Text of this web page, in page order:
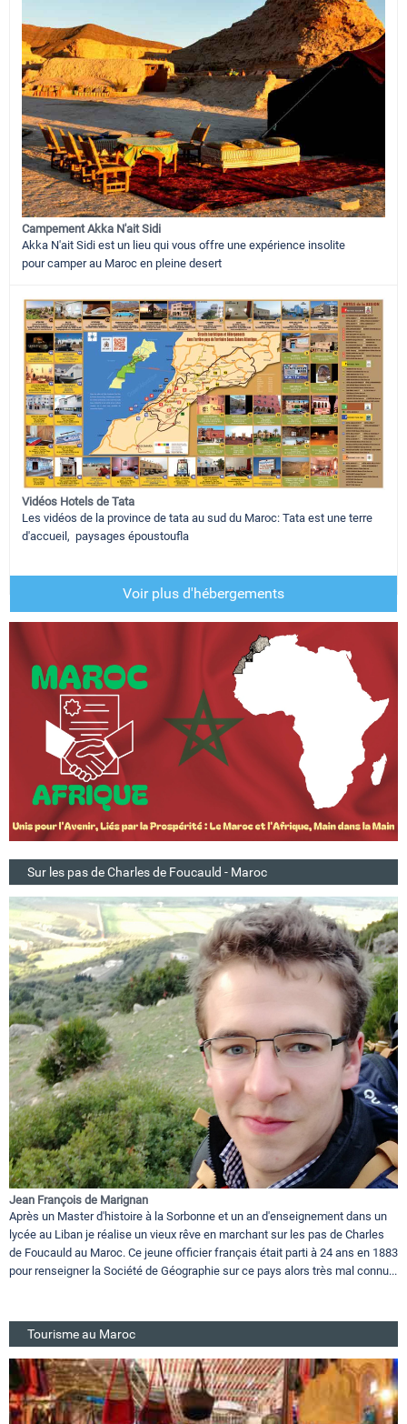
Campement Akka N'ait Sidi
Akka N'ait Sidi est un lieu qui vous offre une expérience insolite
pour camper au Maroc en pleine desert
Vidéos Hotels de Tata
Les vidéos de la province de tata au sud du Maroc: Tata est une terre
d'accueil, paysages époustoufla
Voir plus d'hébergements
Sur les pas de Charles de Foucauld - Maroc
Jean François de Marignan
Après un Master d'histoire à la Sorbonne et un an d'enseignement dans un
lycée au Liban je réalise un vieux rêve en marchant sur les pas de Charles
de Foucauld au Maroc. Ce jeune officier français était parti à 24 ans en 1883
pour renseigner la Société de Géographie sur ce pays alors très mal connu...
Tourisme au Maroc